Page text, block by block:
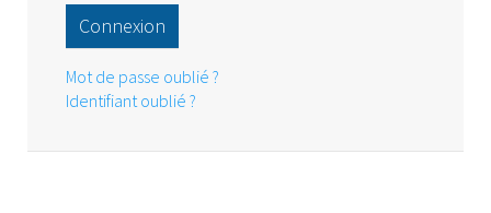
Connexion
Mot de passe oublié ?
Identifiant oublié ?